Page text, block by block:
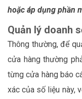
hoặc áp dụng phần
Quản lý doanh
Thông thường, để
cửa hàng thường
từng cửa hàng báo
xác của số liệu này,